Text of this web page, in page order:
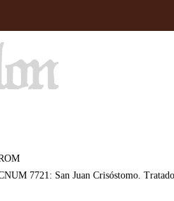
7721: San Juan Crisóstomo.